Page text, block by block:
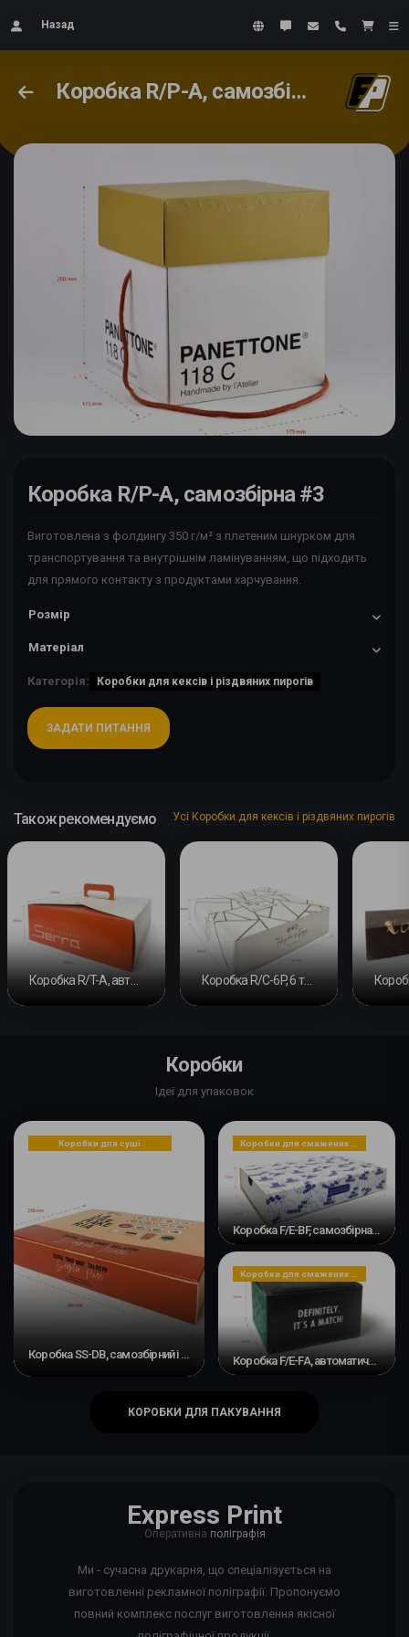
Назад
Коробка R/P-A, самозбірна #3
Коробка R/P-A, самозбірна #3
Виготовлена з фолдингу 350 г/м² з плетеним шнурком для
транспортування та внутрішнім ламінуванням, що підходить
для прямого контакту з продуктами харчування.
Розмір
Матеріал
Категорія: Коробки для кексів і різдвяних пирогів
ЗАДАТИ ПИТАННЯ
Також рекомендуємо Усі Коробки для кексів і різдвяних пирогів
Коробка R/T-A, автозбірна Коробка R/C-6P, 6 точок склеювання #2
Коробки
Ідеї для упаковок
Коробки для суші
Коробка SS-DB, самозбірний і з подвійною перекладкою
Коробка F/E-BF, самозбірна основа та слайдова стрічка #3
Коробка F/E-FA, автоматичне дно #4
КОРОБКИ ДЛЯ ПАКУВАННЯ
Express Print
Оперативна поліграфія
Ми - сучасна друкарня, що спеціалізується на
виготовленні рекламної поліграфії. Пропонуємо
повний комплекс послуг виготовлення якісної